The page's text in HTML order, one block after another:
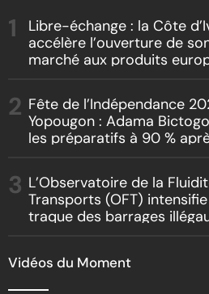
Libre-échange : la Côte
accélère l’ouverture de
marché aux produits
Fête de l’Indépendance
Yopougon : Adama
les préparatifs à 90 %
L’Observatoire de la
Transports (OFT)
traque des barrages
Vidéos du Moment